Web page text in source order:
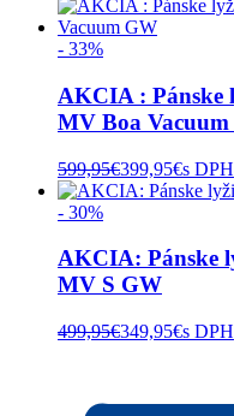
- 33%
AKCIA : Pánske
MV Boa
599,95€399,95€s DPH
- 30%
AKCIA: Pánske
MV S GW
499,95€349,95€s DPH